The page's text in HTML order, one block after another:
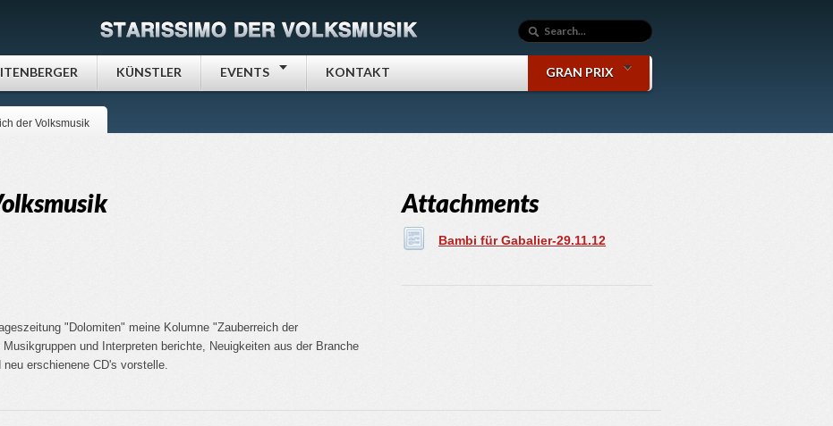
KÜNSTLER EVENTS KONTAKT GRAN PRIX
der Volksmusik
"Dolomiten" meine Kolumne "Zauberreich der
und Interpreten berichte, Neuigkeiten aus der Branche
erschienene CD's vorstelle.
Attachments
Bambi für Gabalier-29.11.12